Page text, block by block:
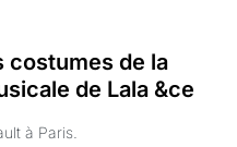
costumes de la
de Lala &ce
à Paris.